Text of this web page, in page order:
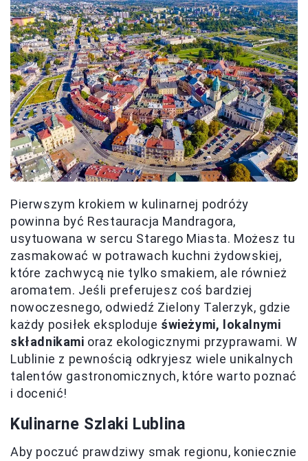
Pierwszym krokiem w kulinarnej podróży
powinna być Restauracja Mandragora,
usytuowana w sercu Starego Miasta. Możesz tu
zasmakować w potrawach kuchni żydowskiej,
które zachwycą nie tylko smakiem, ale również
aromatem. Jeśli preferujesz coś bardziej
nowoczesnego, odwiedź Zielony Talerzyk, gdzie
każdy posiłek eksploduje świeżymi, lokalnymi
składnikami oraz ekologicznymi przyprawami. W
Lublinie z pewnością odkryjesz wiele unikalnych
talentów gastronomicznych, które warto poznać
i docenić!
Kulinarne Szlaki Lublina
Aby poczuć prawdziwy smak regionu, koniecznie